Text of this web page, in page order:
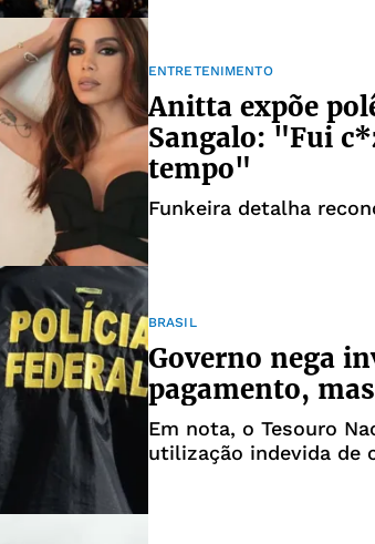
ENTRETENIMENTO
Anitta expõe
Sangalo: "Fui
tempo"
Funkeira detalha
BRASIL
Governo nega
pagamento,
Em nota, o Tesouro
utilização indevida de